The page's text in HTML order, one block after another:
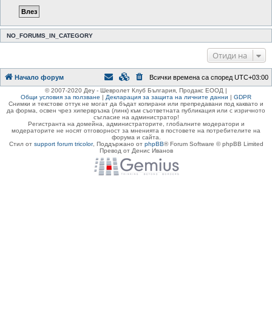
NO_FORUMS_IN_CATEGORY
Отиди на
Начало форум Всички времена са според UTC+03:00
© 2007-2020 Деу - Шевролет Клуб България, Продакс ЕООД |
Общи условия за ползване | Декларация за защита на личните данни | GDPR
Снимки и текстове оттук не могат да бъдат копирани или препредавани под каквато и
да форма, освен чрез хипервръзка (линк) към съответната публикация или с изричното
съгласие на администратор!
Регистранта на домейна, администраторите, глобалните модератори и
модераторите не носят отговорност за мненията в постовете на потребителите на
форума и сайта.
Стил от support forum tricolor, Поддържано от phpBB® Forum Software © phpBB Limited
Превод от Денис Иванов